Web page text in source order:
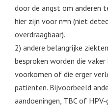
door de angst om anderen
hier zijn voor n=n (niet
overdraagbaar).
2) andere belangrijke
besproken worden die
voorkomen of die erger
patiënten. Bijvoorbeeld
aandoeningen, TBC of